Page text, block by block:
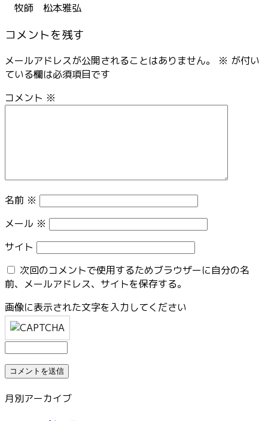
牧師 松本雅弘
コメントを残す
メールアドレスが公開されることはありません。 ※ が付い
ている欄は必須項目です
コメント ※
名前 ※
メール ※
サイト
次回のコメントで使用するためブラウザーに自分の名
前、メールアドレス、サイトを保存する。
画像に表示された文字を入力してください
月別アーカイブ